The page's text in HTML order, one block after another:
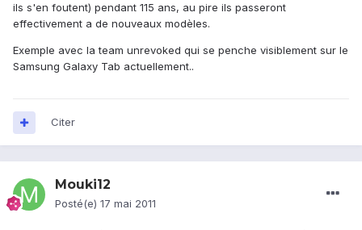
ils s'en foutent) pendant 115 ans, au pire ils passeront
effectivement a de nouveaux modèles.
Exemple avec la team unrevoked qui se penche visiblement sur le
Samsung Galaxy Tab actuellement..
Citer
Mouki12
Posté(e) 17 mai 2011